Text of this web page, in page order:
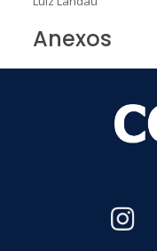
Anexos